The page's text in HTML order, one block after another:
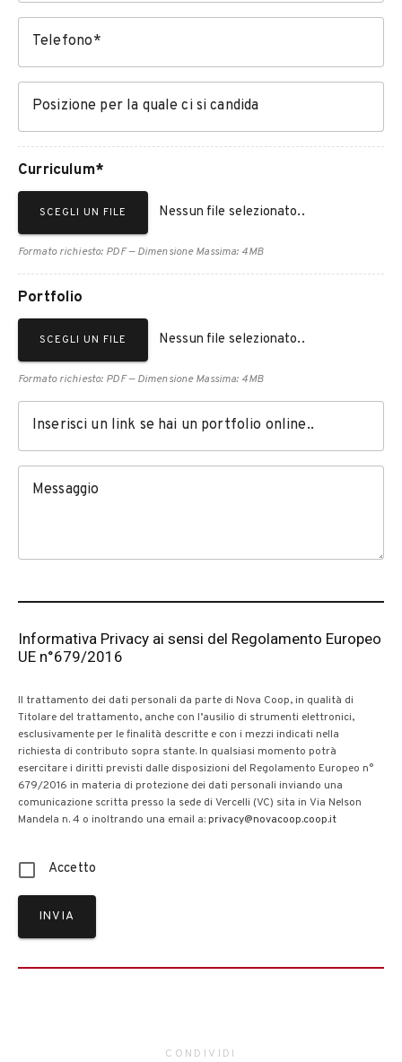
Telefono
Posizione per la quale ci si candida
Curriculum*
SCEGLI UN FILE Nessun file selezionato..
Formato richiesto: PDF — Dimensione Massima: 4MB
Portfolio
SCEGLI UN FILE Nessun file selezionato..
Formato richiesto: PDF — Dimensione Massima: 4MB
Inserisci un link se hai un portfolio online..
Messaggio
Informativa Privacy ai sensi del Regolamento Europeo
UE n°679/2016
Il trattamento dei dati personali da parte di Nova Coop, in qualità di
Titolare del trattamento, anche con l’ausilio di strumenti elettronici,
esclusivamente per le finalità descritte e con i mezzi indicati nella
richiesta di contributo sopra stante. In qualsiasi momento potrà
esercitare i diritti previsti dalle disposizioni del Regolamento Europeo n°
679/2016 in materia di protezione dei dati personali inviando una
comunicazione scritta presso la sede di Vercelli (VC) sita in Via Nelson
Mandela n. 4 o inoltrando una email a:privacy@novacoop.coop.it
Accetto
INVIA
CONDIVIDI